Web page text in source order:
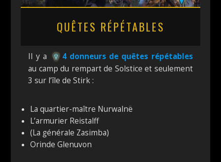
QUÊTES RÉPÉTABLES
Il y a
4 donneurs de quêtes répétables
au camp du rempart de Solstice et seulement
3 sur l’île de Stirk :
La quartier-maître Nurwalnë
L’armurier Reistalff
(La générale Zasimba)
Orinde Glenuvon